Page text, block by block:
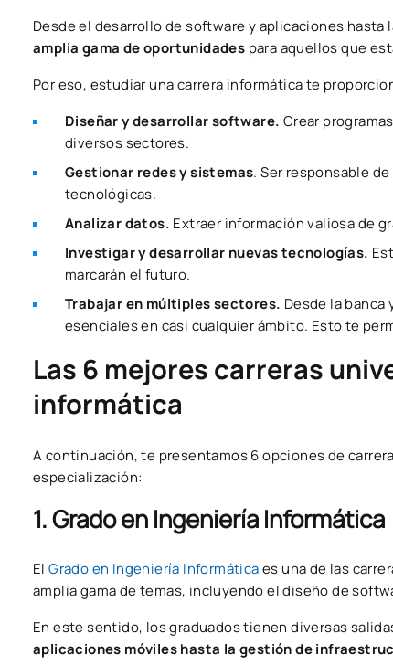
Desde el desarrollo de software y aplicaciones
amplia gama de oportunidades para aquellos que
Por eso, estudiar una carrera informática te
Diseñar y desarrollar software. Crear
diversos sectores.
Gestionar redes y sistemas. Ser responsable
tecnológicas.
Analizar datos. Extraer información valiosa de
Investigar y desarrollar nuevas tecnologías.
marcarán el futuro.
Trabajar en múltiples sectores. Desde la
esenciales en casi cualquier ámbito. Esto te
Las 6 mejores carreras
informática
A continuación, te presentamos 6 opciones de
especialización:
1. Grado en Ingeniería Informática
ElGrado en Ingeniería Informáticaes una de las
amplia gama de temas, incluyendo el diseño de
En este sentido, los graduados tienen diversas
aplicaciones móviles hasta la gestión de